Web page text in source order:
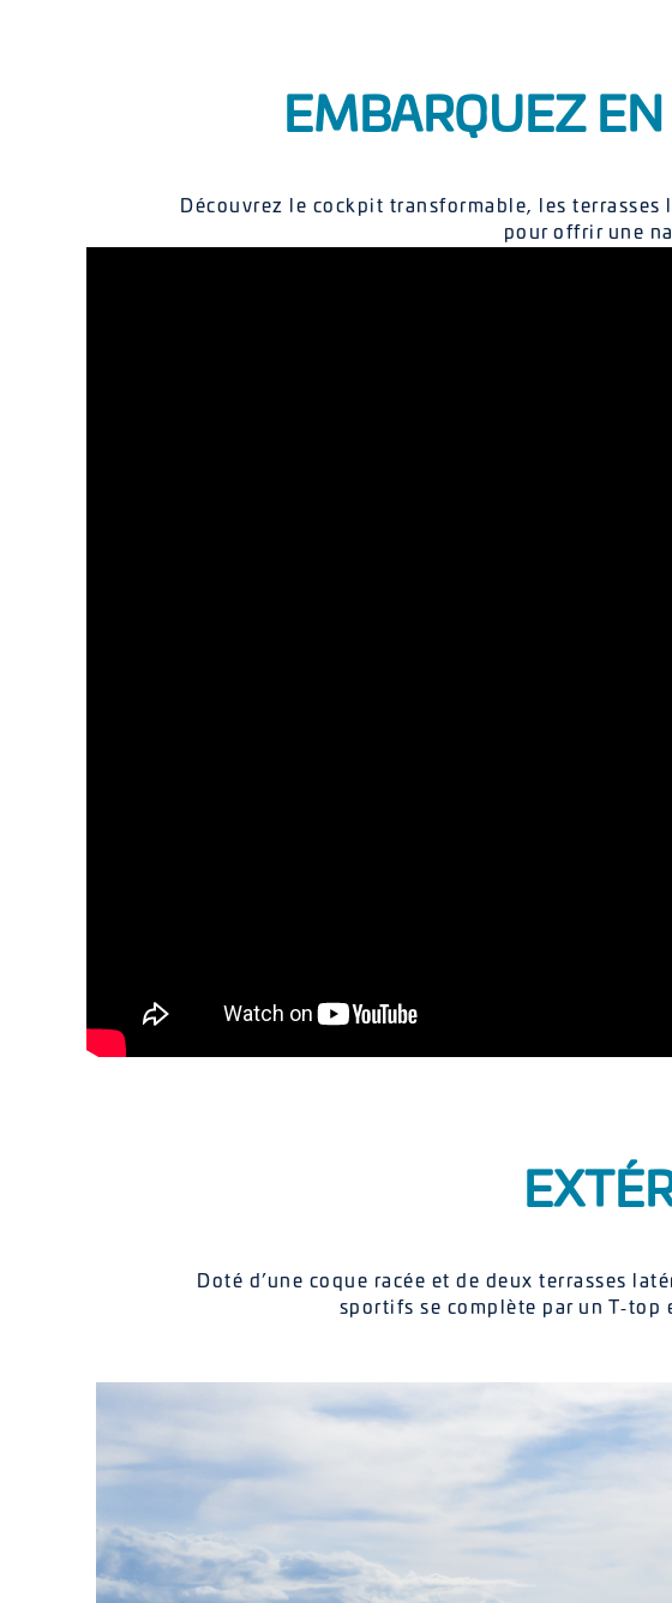
EMBARQUEZ EN
Découvrez le cockpit transformable, les
pour offrir une
Doté d’une coque racée et de deux terrasses
sportifs se complète par un